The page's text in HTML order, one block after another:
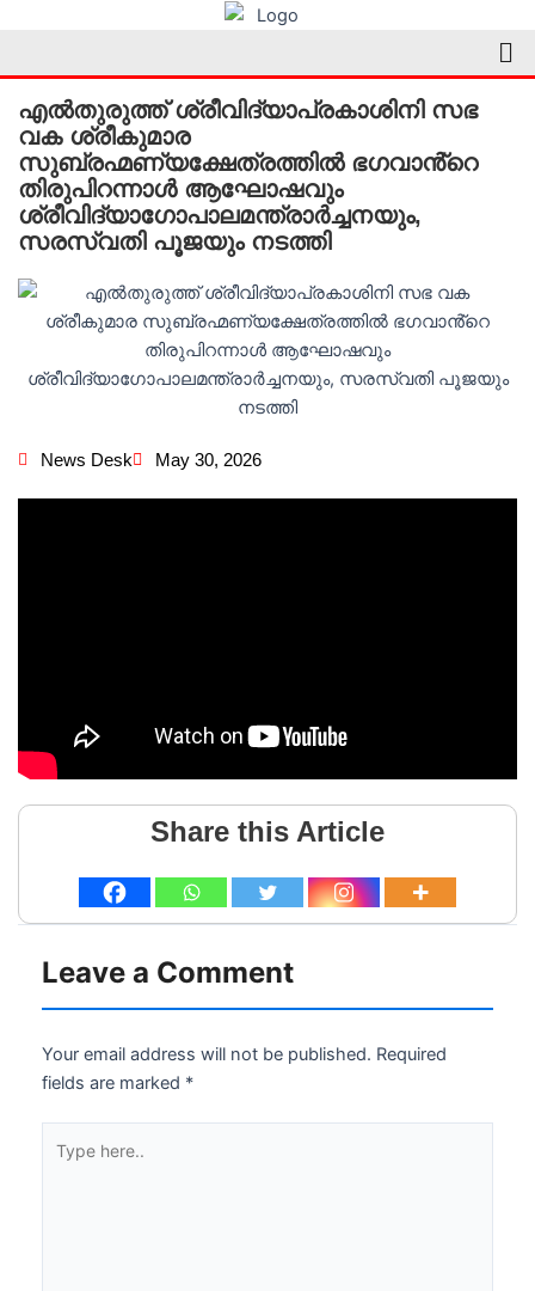
content
എൽതുരുത്ത് ശ്രീവിദ്യാപ്രകാശിനി സഭ
വക ശ്രീകുമാര
സുബ്രഹ്മണ്യക്ഷേത്രത്തിൽ ഭഗവാൻ്റെ
തിരുപിറന്നാൾ ആഘോഷവും
ശ്രീവിദ്യാഗോപാലമന്ത്രാർച്ചനയും,
സരസ്വതി പൂജയും നടത്തി
News Desk May 30, 2026
Share this Article
Leave a Comment
Your email address will not be published. Required
fields are marked *
here..